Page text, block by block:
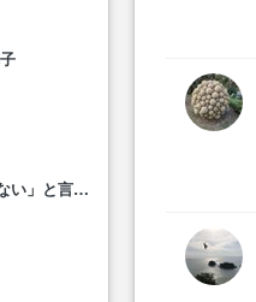
「きみを愛する気はない」と言った次期公爵様がなぜか溺愛してきます